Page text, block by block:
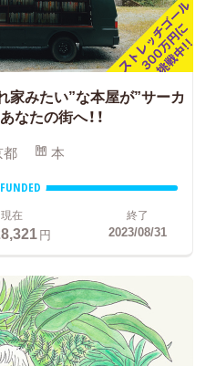
家みたい”な本屋が”サーカ
なたの街へ！！
本
FUNDED
現在
円
終了
2023/08/31